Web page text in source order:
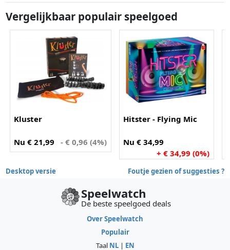
Vergelijkbaar populair speelgoed
Kluster
Nu € 21,99 - € 0,96 (4%)
Hitster - Flying Mic
Nu € 34,99
+ € 34,99 (0%)
Desktop versie Foutje gezien of suggesties ?
Speelwatch
De beste speelgoed deals
Over Speelwatch
Populair
Taal NL| EN